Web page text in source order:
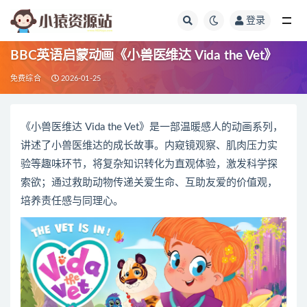
登录
BBC英语启蒙动画《小兽医维达 Vida the Vet》
免费综合 2026-01-25
《小兽医维达 Vida the Vet》是一部温暖感人的动画系列，
讲述了小兽医维达的成长故事。内窥镜观察、肌肉压力实
验等趣味环节，将复杂知识转化为直观体验，激发科学探
索欲；通过救助动物传递关爱生命、互助友爱的价值观，
培养责任感与同理心。